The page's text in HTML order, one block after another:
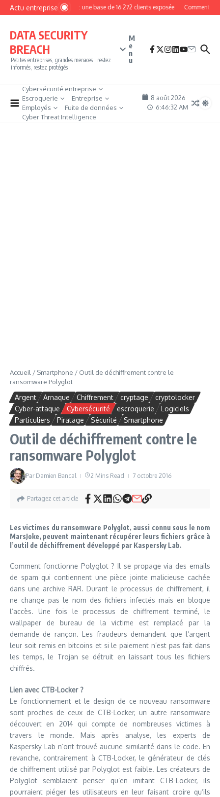
Aller au contenu
Actu entrepriseMyPhoto : une base de 16 272 clients exposée Comment
DATA SECURITY
BREACH
Petites entreprises, grandes menaces : restez
informés, restez protégés
M
e
n
u
Cybersécurité entreprise
Escroquerie
Entreprise
Employés
Fuite de données
Cyber Threat Intelligence
8 août 2026
6:46:33 AM
Accueil / Smartphone / Outil de déchiffrement contre le
ransomware Polyglot
Argent Arnaque Chiffrement cryptage
cryptolocker
Cyber-attaque
Cybersécurité escroquerie
Logiciels
Particuliers
Piratage Sécurité Smartphone
Outil de déchiffrement contre le
ransomware Polyglot
Par Damien Bancal 2 Mins Read 7 octobre 2016
Partagez cet article
Les victimes du ransomware Polyglot, aussi connu sous le nom
MarsJoke, peuvent maintenant récupérer leurs fichiers grâce à
l’outil de déchiffrement développé par Kaspersky Lab.
Comment fonctionne Polyglot ? Il se propage via des emails
de spam qui contiennent une pièce jointe malicieuse cachée
dans une archive RAR. Durant le processus de chiffrement, il
ne change pas le nom des fichiers infectés mais en bloque
l’accès. Une fois le processus de chiffrement terminé, le
wallpaper de bureau de la victime est remplacé par la
demande de rançon. Les fraudeurs demandent que l’argent
leur soit remis en bitcoins et si le paiement n’est pas fait dans
les temps, le Trojan se détruit en laissant tous les fichiers
chiffrés.
Lien avec CTB-Locker ?
Le fonctionnement et le design de ce nouveau ransomware
sont proches de ceux de CTB-Locker, un autre ransomware
découvert en 2014 qui compte de nombreuses victimes à
travers le monde. Mais après analyse, les experts de
Kaspersky Lab n’ont trouvé aucune similarité dans le code. En
revanche, contrairement à CTB-Locker, le générateur de clés
de chiffrement utilisé par Polyglot est faible. Les créateurs de
Polyglot semblaient penser qu’en imitant CTB-Locker, ils
pourraient piéger les utilisateurs en leur faisant croire qu’ils